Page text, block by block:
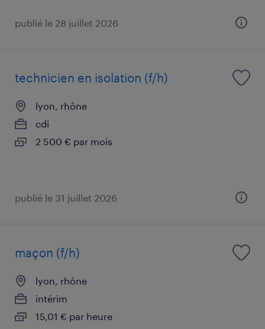
publié le 28 juillet 2026
technicien en isolation (f/h)
lyon, rhône
cdi
2 500 € par mois
publié le 31 juillet 2026
maçon (f/h)
lyon, rhône
intérim
15,01 € par heure